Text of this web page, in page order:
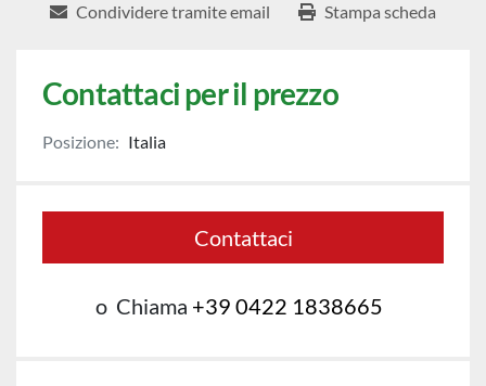
Condividere tramite email Stampa scheda
Contattaci per il prezzo
Posizione: Italia
Contattaci
o Chiama +39 0422 1838665